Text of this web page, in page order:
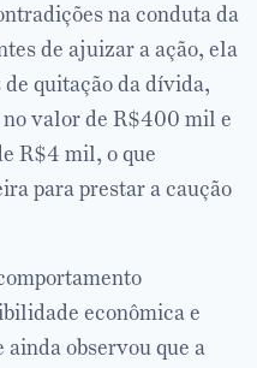
na conduta da
de ajuizar a ação, ela
quitação da dívida,
valor de R$400 mil e
R$4 mil, o que
para prestar a caução
econômica e
observou que a